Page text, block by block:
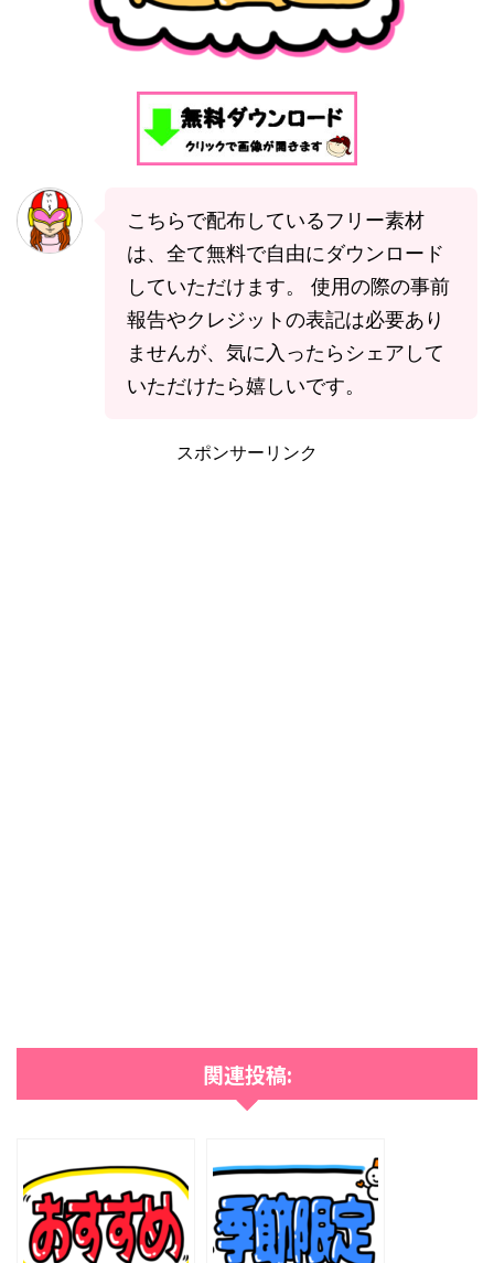
こちらで配布しているフリー素材
は、全て無料で自由にダウンロード
していただけます。 使用の際の事前
報告やクレジットの表記は必要あり
ませんが、気に入ったらシェアして
いただけたら嬉しいです。
スポンサーリンク
関連投稿: